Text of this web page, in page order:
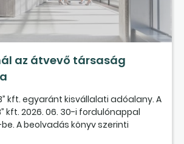
az átvevő társaság
kft. egyaránt kisvállalati adóalany. A
kft. 2026. 06. 30-i fordulónappal
A beolvadás könyv szerinti